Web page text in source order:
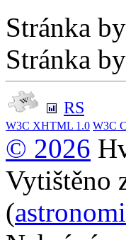
Stránka
Stránka
RS
W3C XHTML 1.0 W3C
© 2026
Vytištěno
(